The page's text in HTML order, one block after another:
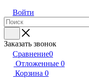
Войти
Заказать звонок
Сравнение0
Отложенные 0
Корзина 0